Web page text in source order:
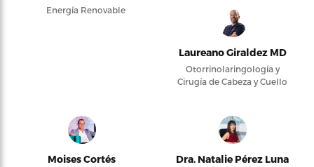
Energía Renovable
Laureano Giraldez MD
Otorrinolaringología y
Cirugía de Cabeza y Cuello
Moises Cortés Dra. Natalie Pérez Luna